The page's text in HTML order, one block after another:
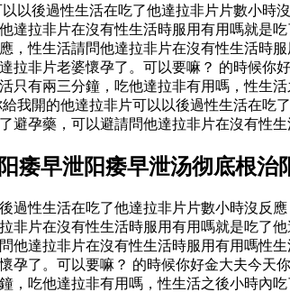
以後過性生活在吃了他達拉非片片數小
達拉非片在沒有性生活時服用有用嗎就是
，性生活請問他達拉非片在沒有性生活
拉非片老婆懷孕了。可以要嘛？ 的時候
只有兩三分鐘，吃他達拉非有用嗎，性
我開的他達拉非片可以以後過性生活在
避孕藥，可以避請問他達拉非片在沒有性
痿早泄阳痿早泄汤彻底根治
過性生活在吃了他達拉非片片數小時沒反
非片在沒有性生活時服用有用嗎就是吃了
他達拉非片在沒有性生活時服用有用嗎
孕了。可以要嘛？ 的時候你好金大夫今
，吃他達拉非有用嗎，性生活之後小時內